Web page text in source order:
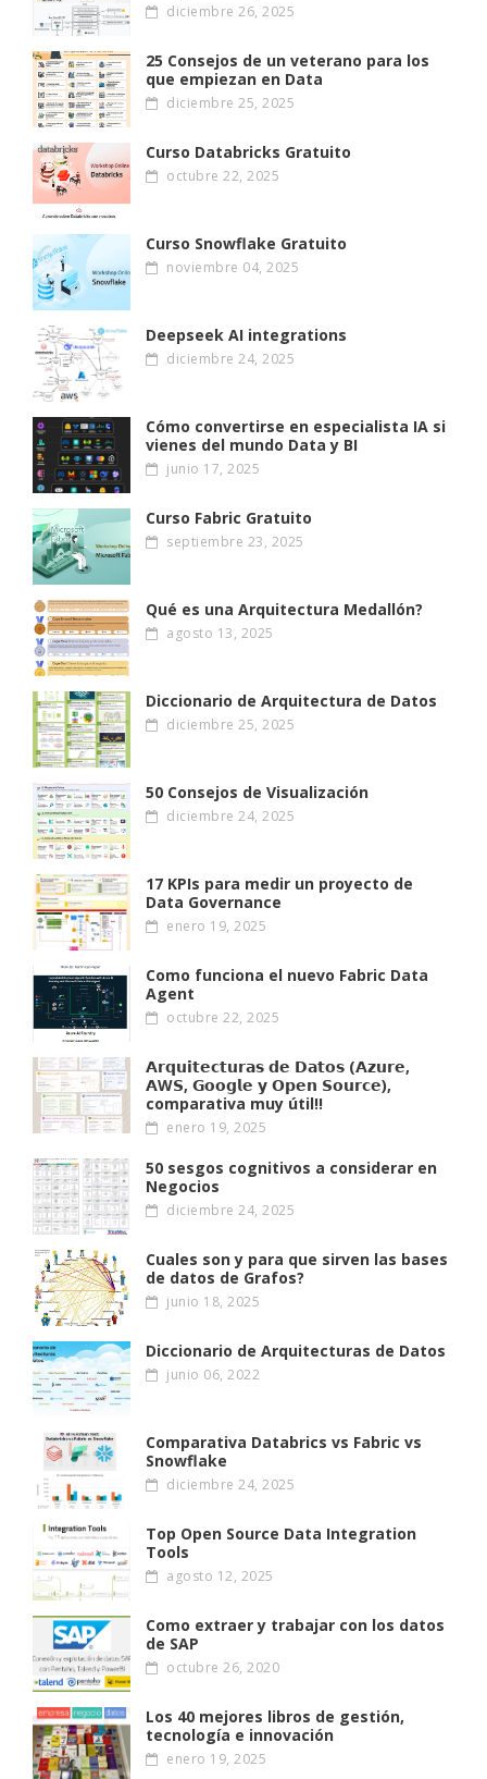
diciembre 26, 2025
25 Consejos de un veterano para los
que empiezan en Data
diciembre 25, 2025
Curso Databricks Gratuito
octubre 22, 2025
Curso Snowflake Gratuito
noviembre 04, 2025
Deepseek AI integrations
diciembre 24, 2025
Cómo convertirse en especialista IA si
vienes del mundo Data y BI
junio 17, 2025
Curso Fabric Gratuito
septiembre 23, 2025
Qué es una Arquitectura Medallón?
agosto 13, 2025
Diccionario de Arquitectura de Datos
diciembre 25, 2025
50 Consejos de Visualización
diciembre 24, 2025
17 KPIs para medir un proyecto de
Data Governance
enero 19, 2025
Como funciona el nuevo Fabric Data
Agent
octubre 22, 2025
𝗔𝗿𝗾𝘂𝗶𝘁𝗲𝗰𝘁𝘂𝗿𝗮𝘀 𝗱𝗲 𝗗𝗮𝘁𝗼𝘀 (𝗔𝘇𝘂𝗿𝗲,
𝗔W𝗦, 𝗚𝗼𝗼𝗴𝗹𝗲 𝘆 𝗢𝗽𝗲𝗻 𝗦𝗼𝘂𝗿𝗰𝗲),
comparativa muy útil!!
enero 19, 2025
50 sesgos cognitivos a considerar en
Negocios
diciembre 24, 2025
Cuales son y para que sirven las bases
de datos de Grafos?
junio 18, 2025
Diccionario de Arquitecturas de Datos
junio 06, 2022
Comparativa Databrics vs Fabric vs
Snowflake
diciembre 24, 2025
Top Open Source Data Integration
Tools
agosto 12, 2025
Como extraer y trabajar con los datos
de SAP
octubre 26, 2020
Los 40 mejores libros de gestión,
tecnología e innovación
enero 19, 2025